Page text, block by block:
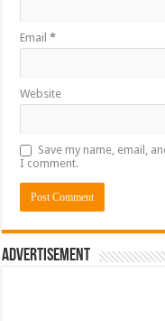
Email*
Website
Save my name, email,
I comment.
Advertisement